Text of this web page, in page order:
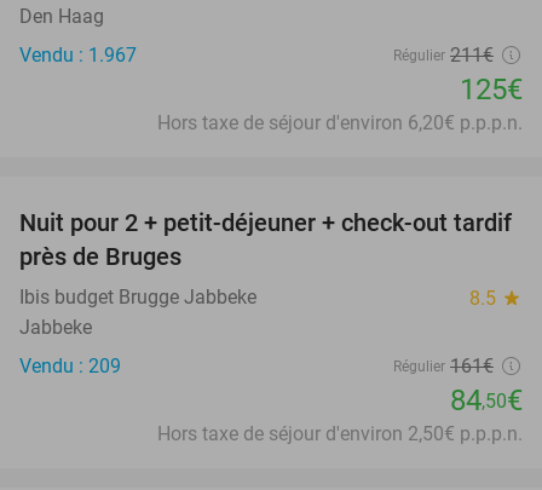
Den Haag
Vendu : 1.967
Régulier 211€
125€
Hors taxe de séjour d'environ 6,20€ p.p.p.n.
48%
Nuit pour 2 + petit-déjeuner + check-out tardif
près de Bruges
Ibis budget Brugge Jabbeke 8.5 star
Jabbeke
Vendu : 209
Régulier 161€
84,50€
Hors taxe de séjour d'environ 2,50€ p.p.p.n.